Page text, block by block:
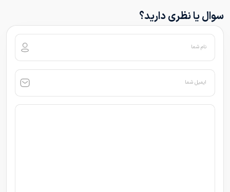
سوال یا نظری دارید؟
نام شما
ایمیل شما